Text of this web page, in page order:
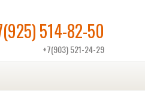
514-82-50
+7(903) 521-24-29